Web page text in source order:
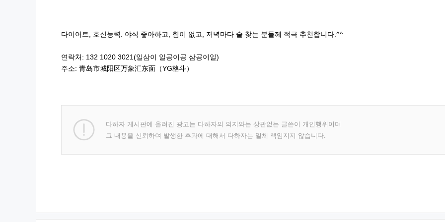
다이어트, 호신능력. 야식 좋아하고, 힘이 없고, 저녁마다 술 찾는 분들께 적극 추천합니다.^^
연락처: 132 1020 3021(일삼이 일공이공 삼공이일)
주소: 青岛市城阳区万象汇东面（YG格斗）
다하자 게시판에 올려진 광고는 다하자의 의지와는 상관없는 글쓴이 개인행위이며
그 내용을 신뢰하여 발생한 후과에 대해서 다하자는 일체 책임지지 않습니다.